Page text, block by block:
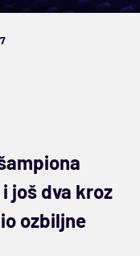
još dva kroz
ozbiljne